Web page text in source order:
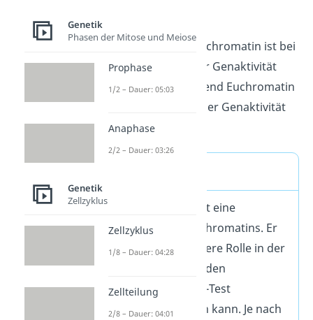
Generell gilt: Heterochromatin ist bei
inaktiven Phasen der Genaktivität
entscheidend, während Euchromatin
bei aktiven Phasen der Genaktivität
relevant ist.
Der Barr-Körper ist eine
Sonderform des Chromatins. Er
spielt eine besondere Rolle in der
Medizin, da er für den
sogenannten Barr-Test
verwendet werden kann. Je nach
Genetik
Phasen der Mitose und Meiose
Prophase
1/2 – Dauer: 05:03
Anaphase
2/2 – Dauer: 03:26
Genetik
Zellzyklus
Zellzyklus
1/8 – Dauer: 04:28
Zellteilung
2/8 – Dauer: 04:01